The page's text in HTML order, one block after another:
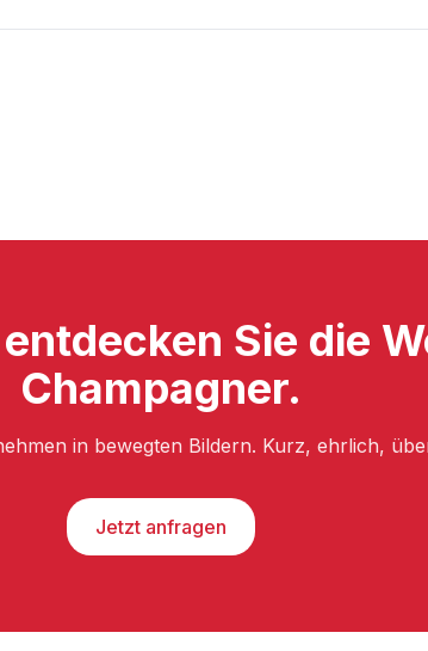
Sie die
Champagner.
in bewegten Bildern. Kurz, ehrlich,
Jetzt anfragen